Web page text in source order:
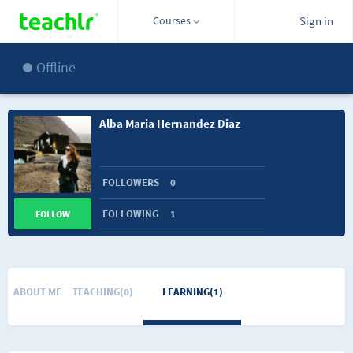
Courses Sign in
Offline
Alba Maria Hernandez Diaz
FOLLOWERS 0
FOLLOWING 1
FOLLOW
ABOUT ME TEACHING(0) LEARNING(1)